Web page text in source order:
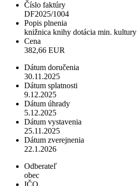
Číslo faktúry
DF2025/1004
Popis plnenia
knižnica knihy dotácia min. kultury
Cena
382,66 EUR
Dátum doručenia
30.11.2025
Dátum splatnosti
9.12.2025
Dátum úhrady
5.12.2025
Dátum vystavenia
25.11.2025
Dátum zverejnenia
22.1.2026
Odberateľ
obec